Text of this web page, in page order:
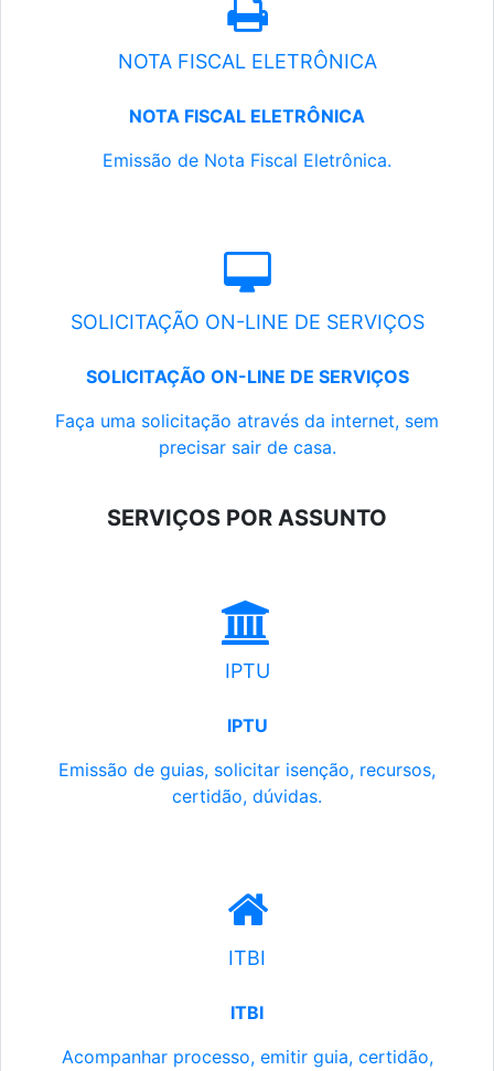
NOTA FISCAL ELETRÔNICA
NOTA FISCAL ELETRÔNICA
Emissão de Nota Fiscal Eletrônica.
SOLICITAÇÃO ON-LINE DE SERVIÇOS
SOLICITAÇÃO ON-LINE DE SERVIÇOS
Faça uma solicitação através da internet, sem
precisar sair de casa.
SERVIÇOS POR ASSUNTO
IPTU
IPTU
Emissão de guias, solicitar isenção, recursos,
certidão, dúvidas.
ITBI
ITBI
Acompanhar processo, emitir guia, certidão,